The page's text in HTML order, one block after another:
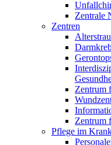
Zentrale
Zentren
Zentrum
Zentrum
Pflege im